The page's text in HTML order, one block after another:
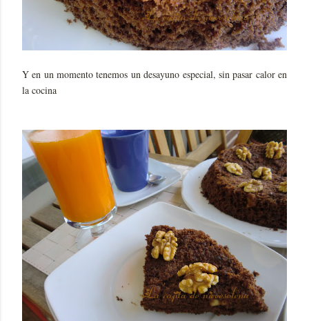
Y en un momento tenemos un desayuno especial, sin pasar calor en
la cocina